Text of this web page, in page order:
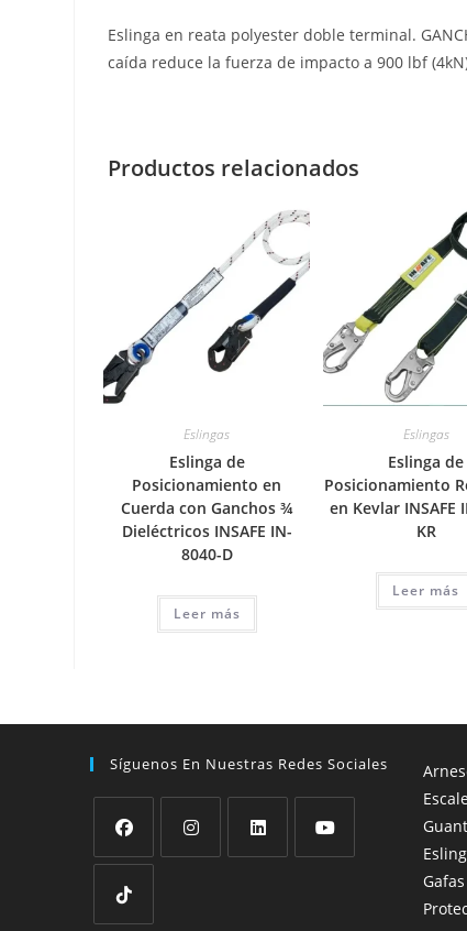
Eslinga en reata polyester doble terminal.
caída reduce la fuerza de impacto a 900 lbf
Productos relacionados
Eslingas
Eslinga de
Posicionamiento en
Cuerda con Ganchos ¾
Dieléctricos INSAFE IN-
8040-D
Leer más
Eslingas
Eslinga de
Posicionamiento
en Kevlar INSAFE
KR
Leer más
Síguenos En Nuestras Redes Sociales
Se
abre
en